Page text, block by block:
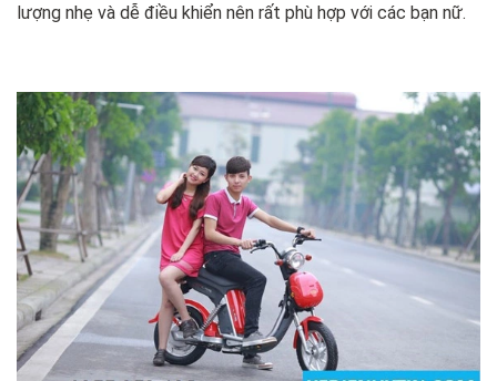
lượng nhẹ và dễ điều khiển nên rất phù hợp với các bạn nữ.